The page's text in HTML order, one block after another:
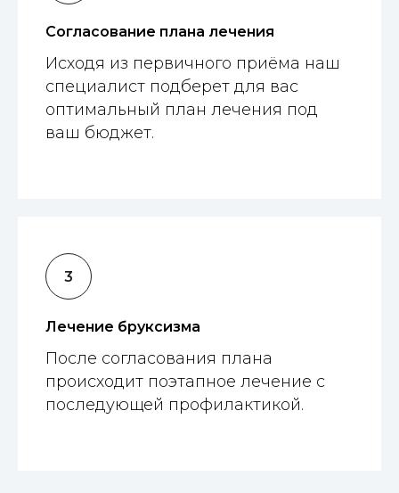
Согласование плана лечения
Исходя из первичного приёма наш
специалист подберет для вас
оптимальный план лечения под
ваш бюджет.
Лечение бруксизма
После согласования плана
происходит поэтапное лечение с
последующей профилактикой.